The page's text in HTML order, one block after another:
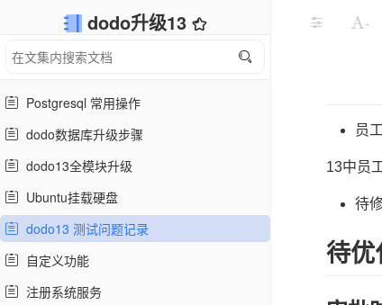
dodo升级13
Postgresql 常用操作
dodo数据库升级步骤
dodo13全模块升级
Ubuntu挂载硬盘
dodo13 测试问题记录
自定义功能
注册系统服务
-
员
13中员
待
待优